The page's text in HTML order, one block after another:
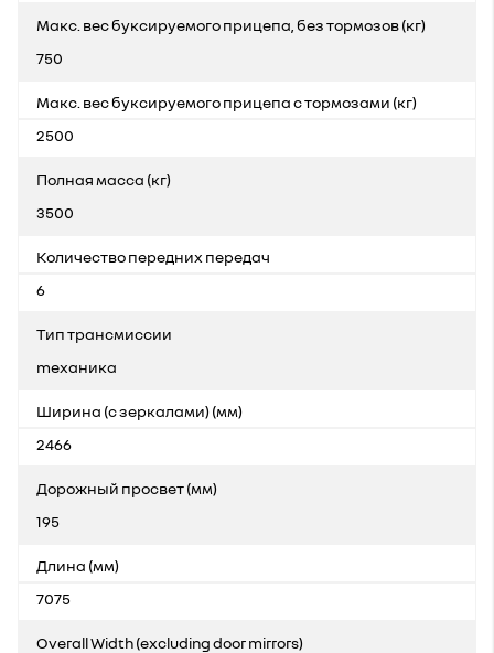
Макс. вес буксируемого прицепа, без тормозов (кг)
750
Макс. вес буксируемого прицепа с тормозами (кг)
2500
Полная масса (кг)
3500
Количество передних передач
6
Тип трансмиссии
mеханика
Ширина (с зеркалами) (мм)
2466
Дорожный просвет (мм)
195
Длина (мм)
7075
Overall Width (excluding door mirrors)